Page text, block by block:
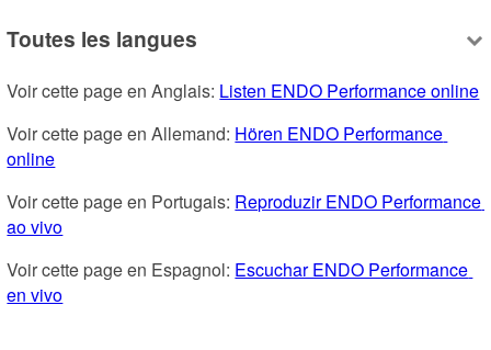
Toutes les langues
Voir cette page en Anglais: Listen ENDO Performance online
Voir cette page en Allemand: Hören ENDO Performance
online
Voir cette page en Portugais: Reproduzir ENDO Performance
ao vivo
Voir cette page en Espagnol: Escuchar ENDO Performance
en vivo